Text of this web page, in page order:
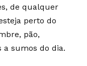
de qualquer
perto do
pão,
a sumos do dia.